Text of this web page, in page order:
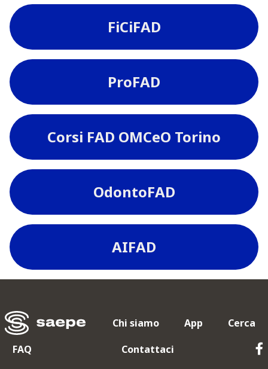
FiCiFAD
ProFAD
Corsi FAD OMCeO Torino
OdontoFAD
AIFAD
Chi siamo App
Cerca
FAQ
Contattaci